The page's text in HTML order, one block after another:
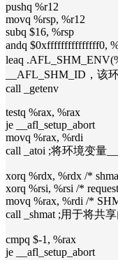
pushq %r12
movq %rsp, %r12
subq $16, %rsp
andq $0xfffffffffffffff0,
leaq
__AFL_SHM_ID，该
call _getenv
testq %rax, %rax
je __afl_setup_abort
movq %rax, %rdi
call _atoi ;将环境变量
xorq %rdx, %rdx /*
xorq %rsi, %rsi /*
movq %rax, %rdi /*
call _shmat ;用于将共
cmpq $-1, %rax
je __afl_setup_abort